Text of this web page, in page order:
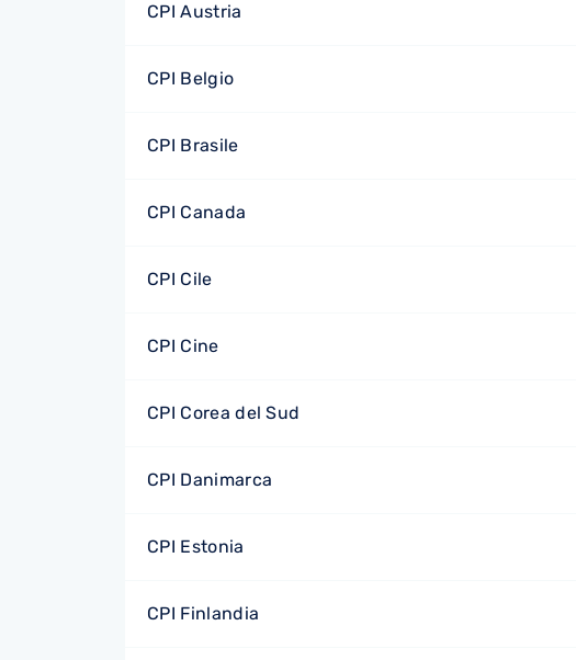
CPI Austria
CPI Belgio
CPI Brasile
CPI Canada
CPI Cile
CPI Cine
CPI Corea del Sud
CPI Danimarca
CPI Estonia
CPI Finlandia